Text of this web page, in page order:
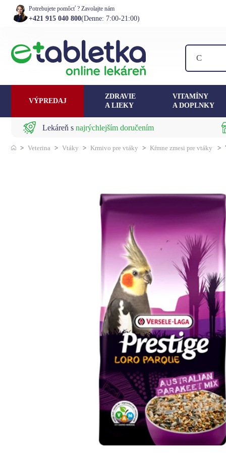
Potrebujete pomôcť ? Zavolajte nám
+421 915 040 800(Denne: 7:00-21:00)
VÝPREDAJ
ZDRAVIE
A LIEKY
VITAMÍNY
A DOPLNKY
Lekáreň snajrýchlejším doručením
> Veterina > Vtáky > Krmivo pre vtáky > Kŕmne zmesi pre vtáky >